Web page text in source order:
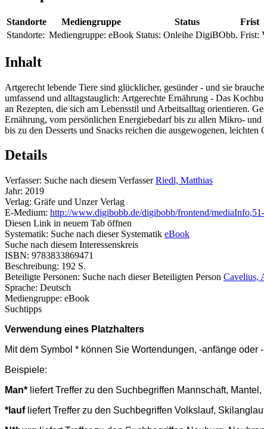
Standorte Mediengruppe Status Frist
Standorte: Mediengruppe: eBook Status: Onleihe DigiBObb. Frist:
Inhalt
Artgerecht lebende Tiere sind glücklicher, gesünder - und sie
umfassend und alltagstauglich: Artgerechte Ernährung - Das
an Rezepten, die sich am Lebensstil und Arbeitsalltag orientieren.
Ernährung, vom persönlichen Energiebedarf bis zu allen Mikro-
bis zu den Desserts und Snacks reichen die ausgewogenen,
Details
Verfasser: Suche nach diesem Verfasser Riedl, Matthias
Jahr: 2019
Verlag: Gräfe und Unzer Verlag
E-Medium: http://www.digibobb.de/digibobb/frontend/
Diesen Link in neuem Tab öffnen
Systematik: Suche nach dieser Systematik eBook
Suche nach diesem Interessenskreis
ISBN: 9783833869471
Beschreibung: 192 S.
Beteiligte Personen: Suche nach dieser Beteiligten Person Cavelius,
Sprache: Deutsch
Mediengruppe: eBook
Suchtipps
Verwendung eines Platzhalters
Mit dem Symbol * können Sie Wortendungen, -anfänge
Beispiele:
Man* liefert Treffer zu den Suchbegriffen Mannschaft,
*lauf liefert Treffer zu den Suchbegriffen Volkslauf,